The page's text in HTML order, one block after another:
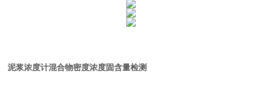
泥浆浓度计混合物密度浓度固含量检测